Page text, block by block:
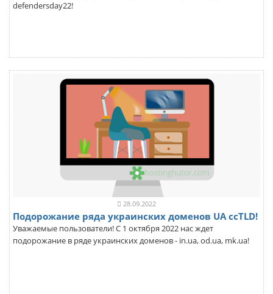
defendersday22!
28.09.2022
Подорожание ряда украинских доменов UA ccTLD!
Уважаемые пользователи! С 1 октября 2022 нас ждет
подорожание в ряде украинских доменов - in.ua, od.ua, mk.ua!